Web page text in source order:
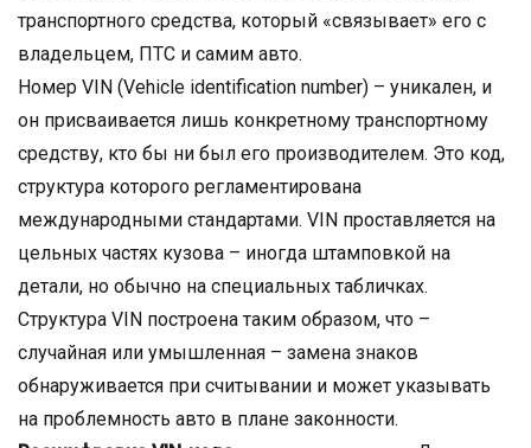
транспортного средства, который «связывает» его с
владельцем, ПТС и самим авто.
Номер VIN (Vehicle identification number) – уникален, и
он присваивается лишь конкретному транспортному
средству, кто бы ни был его производителем. Это код,
структура которого регламентирована
международными стандартами. VIN проставляется на
цельных частях кузова – иногда штамповкой на
детали, но обычно на специальных табличках.
Структура VIN построена таким образом, что –
случайная или умышленная – замена знаков
обнаруживается при считывании и может указывать
на проблемность авто в плане законности.